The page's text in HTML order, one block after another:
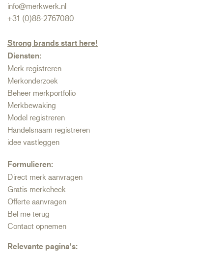
info@merkwerk.nl
+31 (0)88-2767080
Strong brands start here!
Diensten:
Merk registreren
Merkonderzoek
Beheer merkportfolio
Merkbewaking
Model registreren
Handelsnaam registreren
idee vastleggen
Formulieren:
Direct merk aanvragen
Gratis merkcheck
Offerte aanvragen
Bel me terug
Contact opnemen
Relevante pagina's: